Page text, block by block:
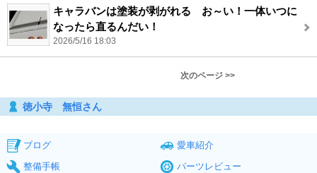
キャラバンは塗装が剥がれる お～い！一体いつに
なったら直るんだい！
2026/5/16 18:03
次のページ >>
徳小寺 無恒さん
ブログ
愛車紹介
整備手帳
パーツレビュー